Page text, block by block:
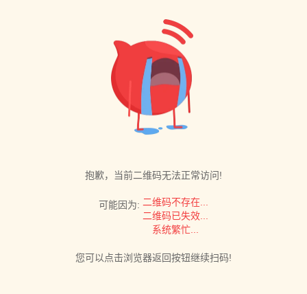
抱歉，当前二维码无法正常访问!
可能因为: 二维码不存在...
二维码已失效...
系统繁忙...
您可以点击浏览器返回按钮继续扫码!